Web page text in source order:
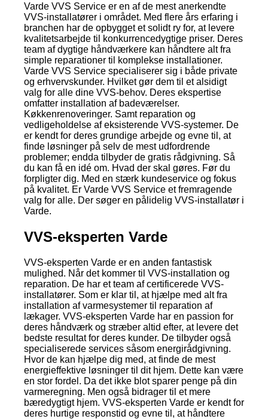
Varde VVS Service er en af de mest anerkendte
VVS-installatører i området. Med flere års erfaring i
branchen har de opbygget et solidt ry for, at levere
kvalitetsarbejde til konkurrencedygtige priser. Deres
team af dygtige håndværkere kan håndtere alt fra
simple reparationer til komplekse installationer.
Varde VVS Service specialiserer sig i både private
og erhvervskunder. Hvilket gør dem til et alsidigt
valg for alle dine VVS-behov. Deres ekspertise
omfatter installation af badeværelser.
Køkkenrenoveringer. Samt reparation og
vedligeholdelse af eksisterende VVS-systemer. De
er kendt for deres grundige arbejde og evne til, at
finde løsninger på selv de mest udfordrende
problemer; endda tilbyder de gratis rådgivning. Så
du kan få en idé om. Hvad der skal gøres. Før du
forpligter dig. Med en stærk kundeservice og fokus
på kvalitet. Er Varde VVS Service et fremragende
valg for alle. Der søger en pålidelig VVS-installatør i
Varde.
VVS-eksperten Varde
VVS-eksperten Varde er en anden fantastisk
mulighed. Når det kommer til VVS-installation og
reparation. De har et team af certificerede VVS-
installatører. Som er klar til, at hjælpe med alt fra
installation af varmesystemer til reparation af
lækager. VVS-eksperten Varde har en passion for
deres håndværk og stræber altid efter, at levere det
bedste resultat for deres kunder. De tilbyder også
specialiserede services såsom energirådgivning.
Hvor de kan hjælpe dig med, at finde de mest
energieffektive løsninger til dit hjem. Dette kan være
en stor fordel. Da det ikke blot sparer penge på din
varmeregning. Men også bidrager til et mere
bæredygtigt hjem. VVS-eksperten Varde er kendt for
deres hurtige responstid og evne til, at håndtere